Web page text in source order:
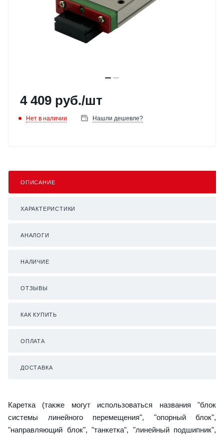
4 409 руб./шт
Нет в наличии Нашли дешевле?
ОПИСАНИЕ
ХАРАКТЕРИСТИКИ
АНАЛОГИ
НАЛИЧИЕ
ОТЗЫВЫ
КАК КУПИТЬ
ОПЛАТА
ДОСТАВКА
Каретка (также могут использоваться названия "блок
системы линейного перемещения", "опорный блок",
"направляющий блок", "танкетка", "линейный подшипник",